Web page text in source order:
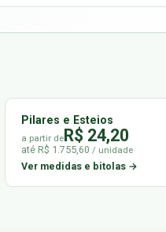
Pilares e Esteios
a partir deR$ 24,20
até R$ 1.755,60/ unidade
Ver medidas e bitolas →